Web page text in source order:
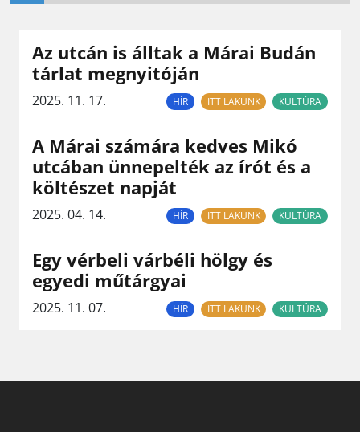
Az utcán is álltak a Márai Budán
tárlat megnyitóján
2025. 11. 17. HÍR ITT LAKUNK KULTÚRA
A Márai számára kedves Mikó
utcában ünnepelték az írót és a
költészet napját
2025. 04. 14. HÍR ITT LAKUNK KULTÚRA
Egy vérbeli várbéli hölgy és
egyedi műtárgyai
2025. 11. 07. HÍR ITT LAKUNK KULTÚRA